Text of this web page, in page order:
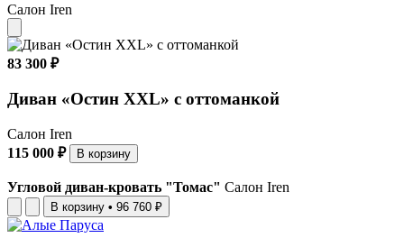
Салон Iren
83 300 ₽
Диван «Остин XXL» с оттоманкой
Салон Iren
115 000 ₽
В корзину
Угловой диван-кровать "Томас" Салон Iren
В корзину • 96 760 ₽